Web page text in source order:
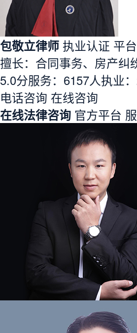
包敬立律师 执业认证 平
擅长：合同事务、房产纠
5.0分服务： 6157人执业：
电话咨询 在线咨询
在线法律咨询 官方平台